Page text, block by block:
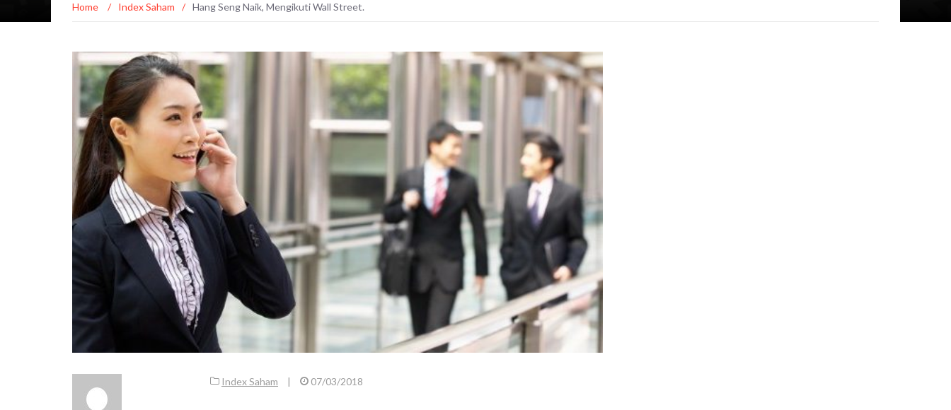
Home / Index Saham / Hang Seng Naik, Mengikuti Wall Street.
Index Saham | 07/03/2018